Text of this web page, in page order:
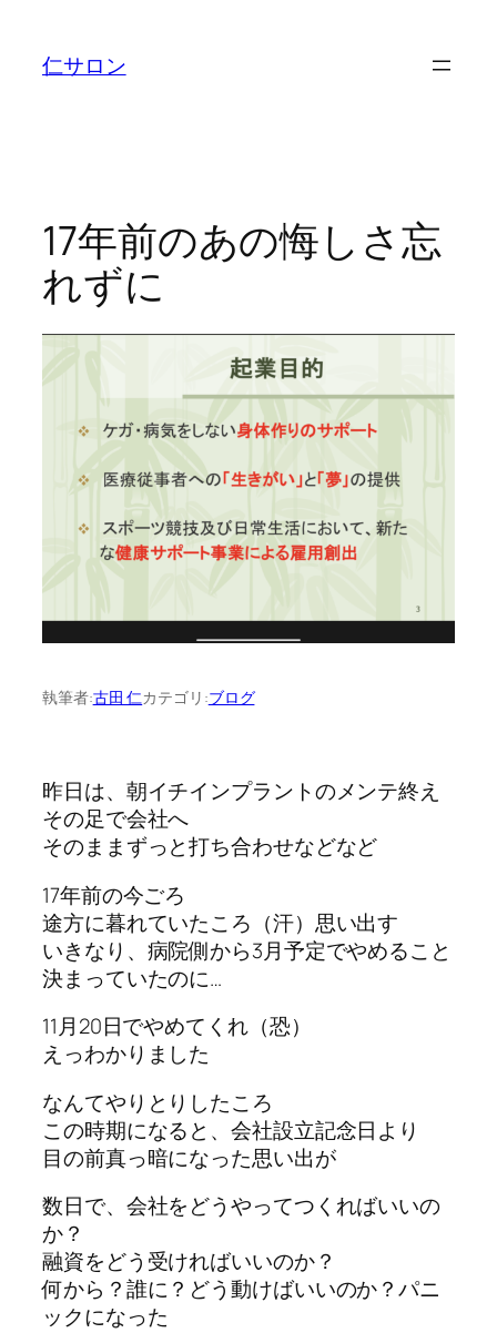
仁サロン
17年前のあの悔しさ忘
れずに
執筆者:古田 仁カテゴリ:ブログ
昨日は、朝イチインプラントのメンテ終え
その足で会社へ
そのままずっと打ち合わせなどなど
17年前の今ごろ
途方に暮れていたころ（汗）思い出す
いきなり、病院側から3月予定でやめること
決まっていたのに…
11月20日でやめてくれ（恐）
えっわかりました
なんてやりとりしたころ
この時期になると、会社設立記念日より
目の前真っ暗になった思い出が
数日で、会社をどうやってつくればいいの
か？
融資をどう受ければいいのか？
何から？誰に？どう動けばいいのか？パニ
ックになった